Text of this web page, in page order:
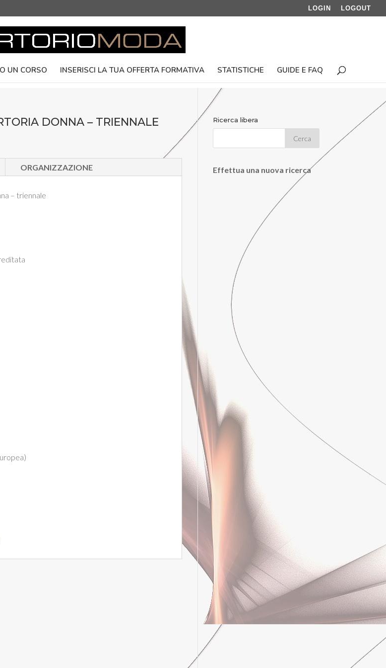
LOGIN LOGOUT
UN CORSO INSERISCI LA TUA OFFERTA FORMATIVA STATISTICHE GUIDE E FAQ
DONNA – TRIENNALE
ORGANIZZAZIONE
– triennale
Ricerca libera
Effettua una nuova ricerca